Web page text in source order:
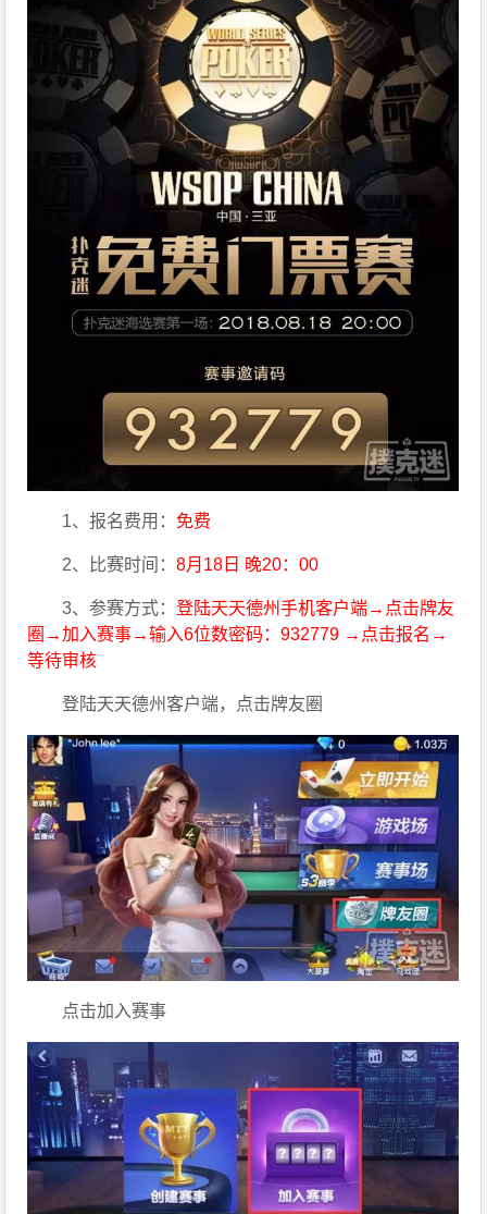
1、报名费用： 免费
2、比赛时间：8月18日 晚20：00
3、参赛方式：登陆天天德州手机客户端→点击牌友
圈→加入赛事→输入6位数密码：932779 →点击报名→
等待审核
登陆天天德州客户端，点击牌友圈
点击加入赛事